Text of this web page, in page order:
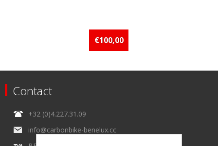
€100,00
Contact
+32 (0)4.227.31.09
info@carbonbike-benelux.cc